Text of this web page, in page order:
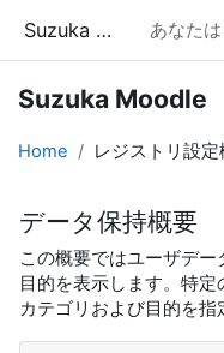
Suzuka Moodle あなた
Suzuka Moodle
Home レジストリ設定
データ保持概要
この概要ではユーザデ
目的を表示します。特
カテゴリおよび目的を指